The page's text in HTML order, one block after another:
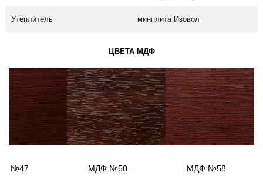
Утеплитель минплита Изовол
ЦВЕТА МДФ
№47 МДФ №50 МДФ №58